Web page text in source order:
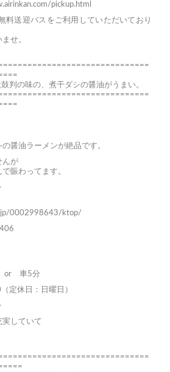
pickup.html
料送迎バスをご利用していただいており
せ。
判の味の、煮干ダシの醤油がうまい。
醤油ラーメンが絶品です。
んが
賑わってます。
0002998643/ktop/
or 車5分
定休日：日曜日）
実していて